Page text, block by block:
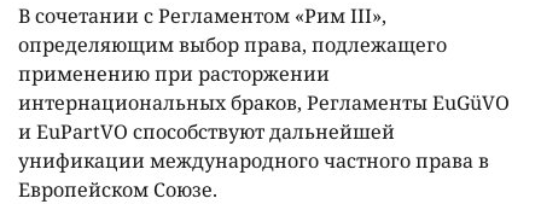
В сочетании с Регламентом «Рим III»,
определяющим выбор права, подлежащего
применению при расторжении
интернациональных браков, Регламенты EuGüVO
и EuPartVO способствуют дальнейшей
унификации международного частного права в
Европейском Союзе.